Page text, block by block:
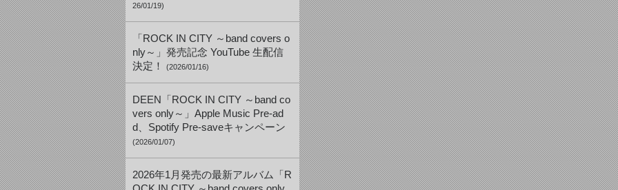
26/01/19)
「ROCK IN CITY ～band covers o
nly～」発売記念 YouTube 生配信
決定！
(2026/01/16)
DEEN「ROCK IN CITY ～band co
vers only～」Apple Music Pre-ad
d、Spotify Pre-saveキャンペーン
(2026/01/07)
2026年1月発売の最新アルバム「R